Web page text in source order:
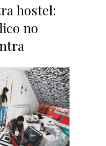
hostel:
no